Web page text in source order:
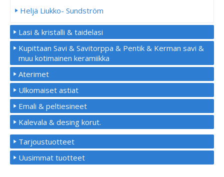
Heljä Liukko- Sundström
Lasi & kristalli & taidelasi
Kupittaan Savi & Savitorppa & Pentik & Kerman savi &
muu kotimainen keramiikka
Aterimet
Ulkomaiset astiat
Emali & peltiesineet
Kalevala & desing korut.
Tarjoustuotteet
Uusimmat tuotteet